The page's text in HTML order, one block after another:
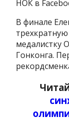
НОК в
В финале
медалистку
Гонконга.